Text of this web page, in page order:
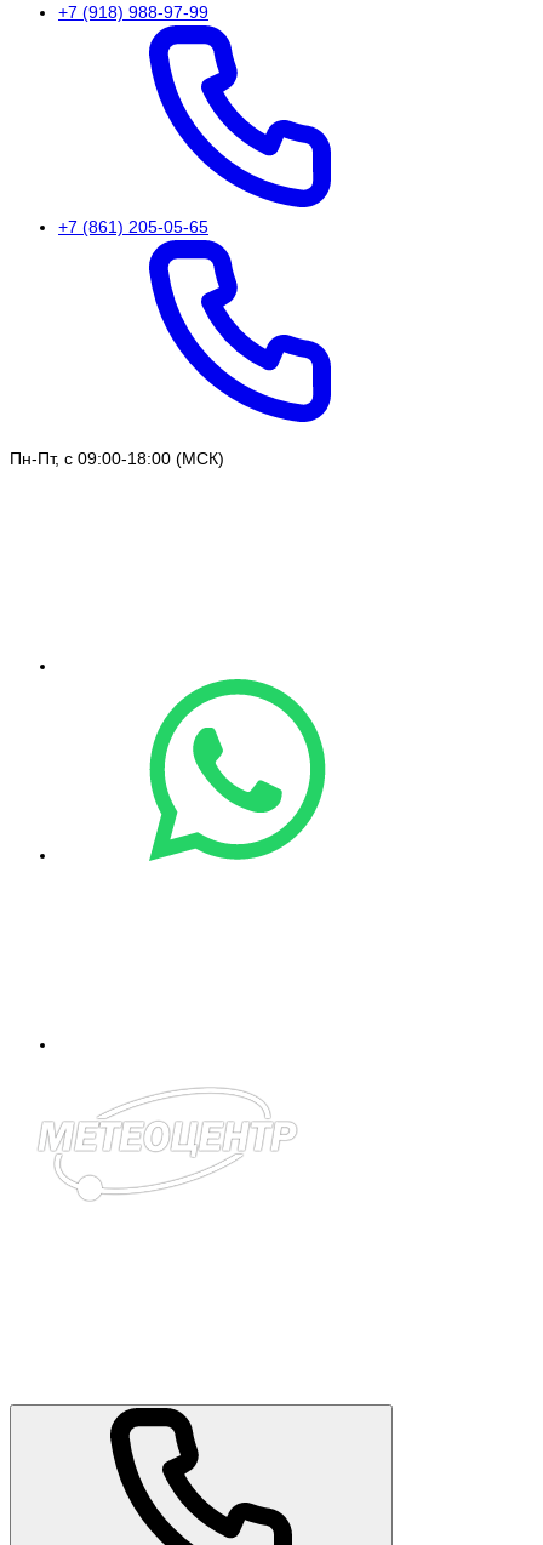
+7 (918) 988-97-99
+7 (861) 205-05-65
Пн-Пт, с 09:00-18:00 (МСК)